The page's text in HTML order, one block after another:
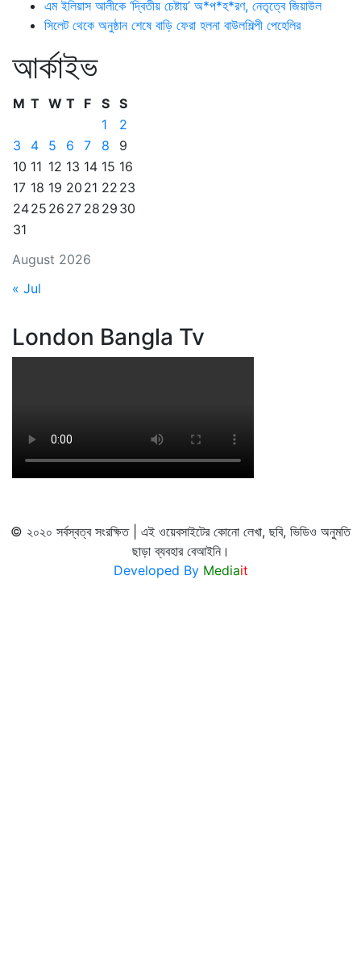
এম ইলিয়াস আলীকে ‘দ্বিতীয় চেষ্টায়’ অ*প*হ*রণ, নেতৃত্বে জিয়াউল
সিলেট থেকে অনুষ্ঠান শেষে বাড়ি ফেরা হলনা বাউলশিল্পী পেহেলির
আর্কাইভ
August 2026
M T W T F S S
1
2
3
4 5 6 7 8
9
10 11 12 13 14 15 16
17 18 19 20 21 22 23
2425 26 27 28 29 30
31
« Jul
London Bangla Tv
© ২০২০ সর্বস্বত্ব সংরক্ষিত | এই ওয়েবসাইটের কোনো লেখা, ছবি, ভিডিও অনুমতি
ছাড়া ব্যবহার বেআইনি।
Developed By Mediait